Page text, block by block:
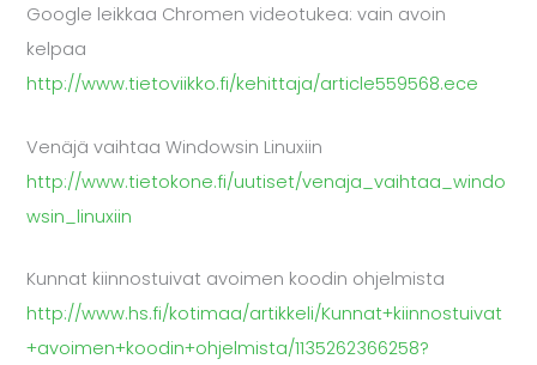
Google leikkaa Chromen videotukea: vain avoin
kelpaa
http://www.tietoviikko.fi/kehittaja/article559568.ece
Venäjä vaihtaa Windowsin Linuxiin
http://www.tietokone.fi/uutiset/venaja_vaihtaa_windo
wsin_linuxiin
Kunnat kiinnostuivat avoimen koodin ohjelmista
http://www.hs.fi/kotimaa/artikkeli/Kunnat+kiinnostuivat
+avoimen+koodin+ohjelmista/1135262366258?